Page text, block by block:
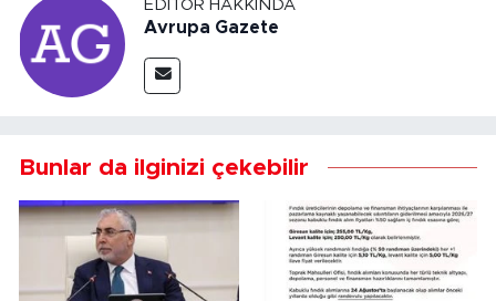
EDITÖR HAKKINDA
Avrupa Gazete
Bunlar da ilginizi çekebilir